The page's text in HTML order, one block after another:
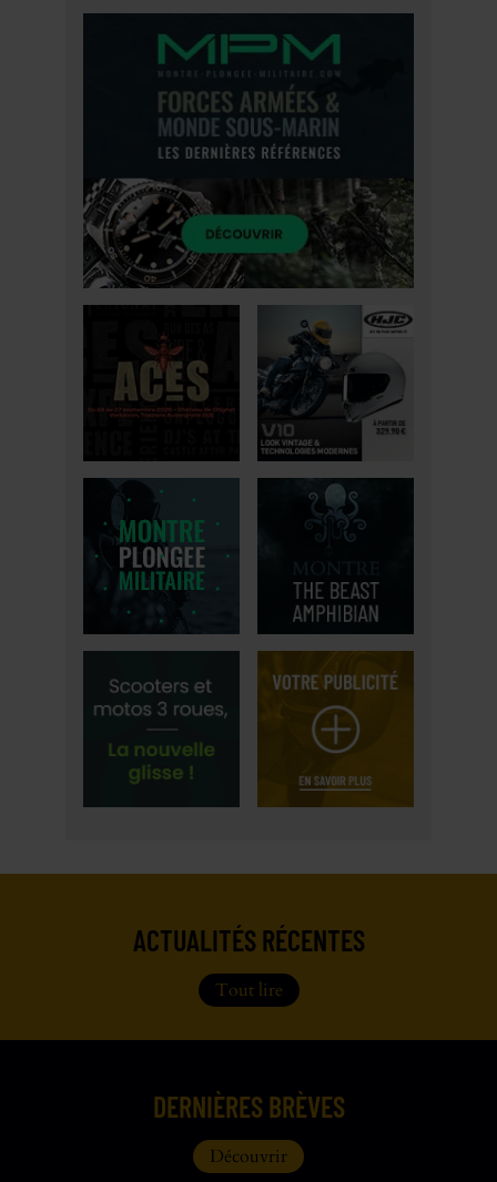
ACTUALITÉS RÉCENTES
Tout lire
DERNIÈRES BRÈVES
Découvrir